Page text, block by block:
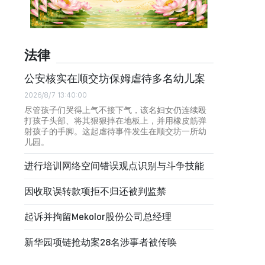
法律
公安核实在顺交坊保姆虐待多名幼儿案
2026/8/7 13:40:00
尽管孩子们哭得上气不接下气，该名妇女仍连续殴
打孩子头部、将其狠狠摔在地板上，并用橡皮筋弹
射孩子的手脚。这起虐待事件发生在顺交坊一所幼
儿园。
进行培训网络空间错误观点识别与斗争技能
因收取误转款项拒不归还被判监禁
起诉并拘留Mekolor股份公司总经理
新华园项链抢劫案28名涉事者被传唤